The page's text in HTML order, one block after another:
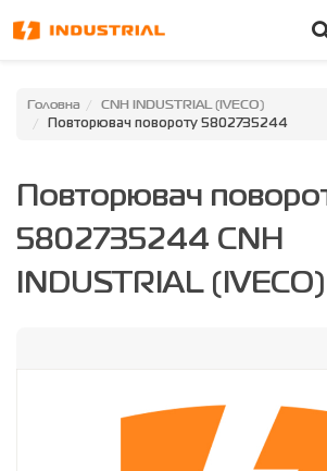
Головна
Категорії
Особистий кабінет
Головна CNH INDUSTRIAL (IVECO)
Повторювач повороту 5802735244
Повторювач
5802735244 CNH
INDUSTRIAL (IVECO)